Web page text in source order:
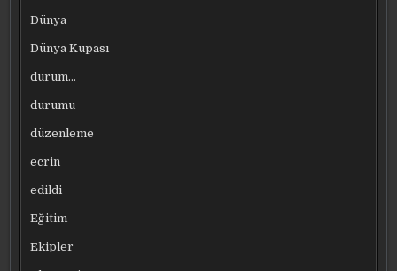
Dünya
Dünya Kupası
durum…
durumu
düzenleme
ecrin
edildi
Eğitim
Ekipler